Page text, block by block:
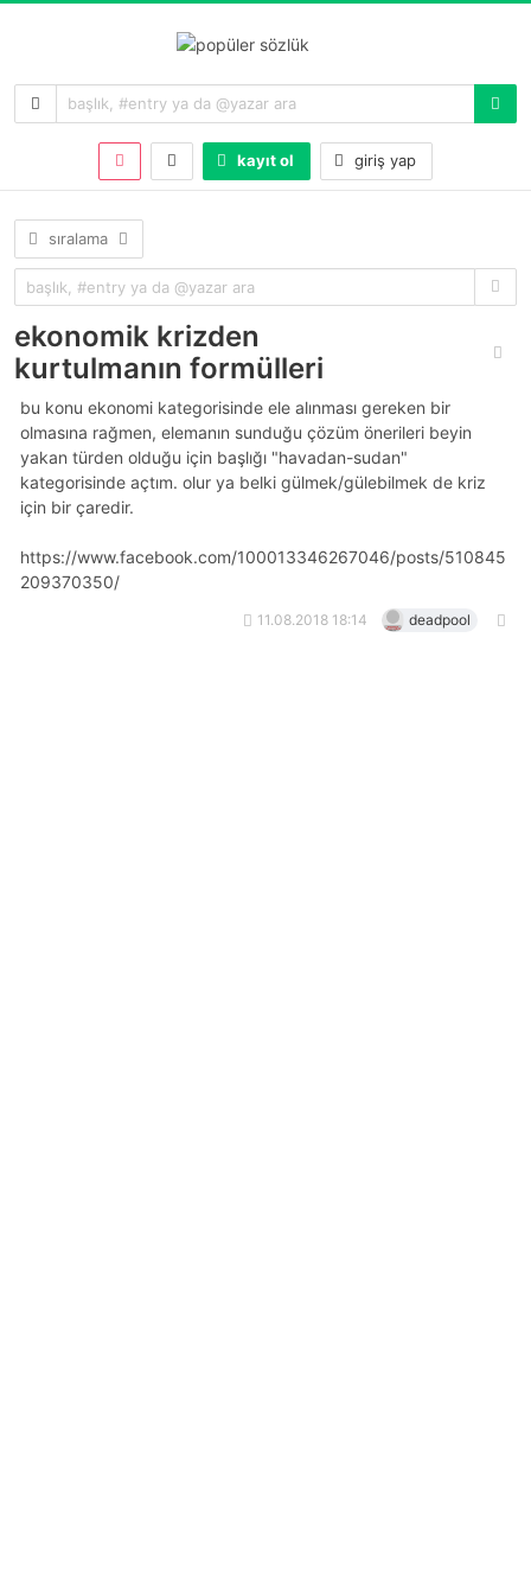
kayıt ol giriş yap
sıralama
ekonomik krizden
kurtulmanın formülleri
bu konu ekonomi kategorisinde ele alınması gereken bir
olmasına rağmen, elemanın sunduğu çözüm önerileri beyin
yakan türden olduğu için başlığı "havadan-sudan"
kategorisinde açtım. olur ya belki gülmek/gülebilmek de kriz
için bir çaredir.
https://www.facebook.com/100013346267046/posts/510845
209370350/
11.08.2018 18:14 deadpool